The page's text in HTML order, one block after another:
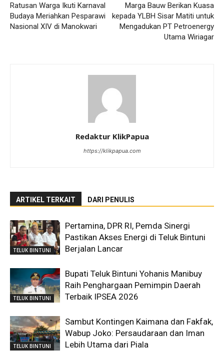
Ratusan Warga Ikuti Karnaval
Budaya Meriahkan Pesparawi
Nasional XIV di Manokwari
Marga Bauw Berikan Kuasa
kepada YLBH Sisar Matiti untuk
Mengadukan PT Petroenergy
Utama Wiriagar
Redaktur KlikPapua
https://klikpapua.com
ARTIKEL TERKAIT DARI PENULIS
TELUK BINTUNI
Pertamina, DPR RI, Pemda Sinergi
Pastikan Akses Energi di Teluk Bintuni
Berjalan Lancar
TELUK BINTUNI
Bupati Teluk Bintuni Yohanis Manibuy
Raih Penghargaan Pemimpin Daerah
Terbaik IPSEA 2026
TELUK BINTUNI
Sambut Kontingen Kaimana dan Fakfak,
Wabup Joko: Persaudaraan dan Iman
Lebih Utama dari Piala